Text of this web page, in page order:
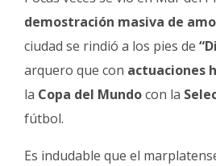
Fúnebres
demostración masiva de
ciudad se rindió a los pies de
arquero que con actuaciones
la Copa del Mundocon la
fútbol.
Es indudable que el